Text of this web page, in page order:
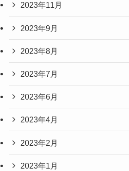
2023年11月
2023年9月
2023年8月
2023年7月
2023年6月
2023年4月
2023年2月
2023年1月